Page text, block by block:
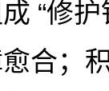
“修
合；